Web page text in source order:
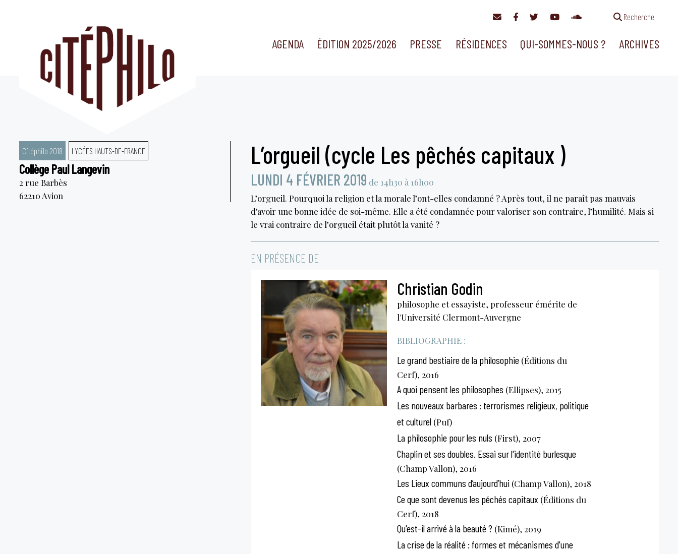
Recherche
AGENDA ÉDITION 2025/2026 PRESSE RÉSIDENCES QUI-SOMMES-NOUS ? ARCHIVES
Citéphilo 2018 LYCÉES HAUTS-DE-FRANCE
Collège Paul Langevin
2 rue Barbès
62210 Avion
L’orgueil (cycle Les pêchés capitaux )
LUNDI 4 FÉVRIER 2019 de 14h30 à 16h00
L’orgueil. Pourquoi la religion et la morale l’ont-elles condamné ? Après tout, il ne paraît pas mauvais
d’avoir une bonne idée de soi-même. Elle a été condamnée pour valoriser son contraire, l’humilité. Mais si
le vrai contraire de l’orgueil était plutôt la vanité ?
EN PRÉSENCE DE
Christian Godin
philosophe et essayiste, professeur émérite de
l'Université Clermont-Auvergne
BIBLIOGRAPHIE :
Le grand bestiaire de la philosophie(Éditions du
Cerf), 2016
A quoi pensent les philosophes (Ellipses), 2015
Les nouveaux barbares : terrorismes religieux, politique
et culturel(Puf)
La philosophie pour les nuls (First), 2007
Chaplin et ses doubles. Essai sur l'identité burlesque
(Champ Vallon), 2016
Les Lieux communs d’aujourd’hui(Champ Vallon), 2018
Ce que sont devenus les péchés capitaux (Éditions du
Cerf), 2018
Qu'est-il arrivé à la beauté ?(Kimé), 2019
La crise de la réalité : formes et mécanismes d'une